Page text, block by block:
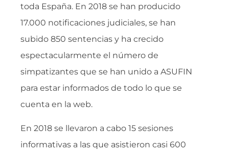
toda España. En 2018 se han producido
17.000 notificaciones judiciales, se han
subido 850 sentencias y ha crecido
espectacularmente el número de
simpatizantes que se han unido a ASUFIN
para estar informados de todo lo que se
cuenta en la web.
En 2018 se llevaron a cabo 15 sesiones
informativas a las que asistieron casi 600